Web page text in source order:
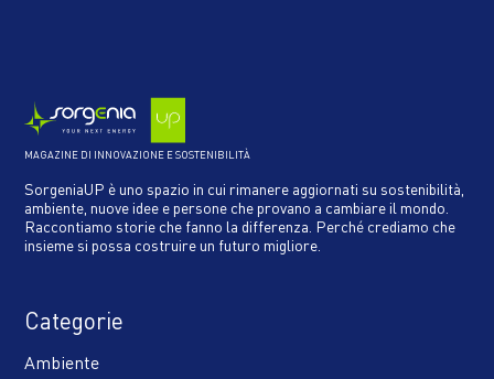
MAGAZINE DI INNOVAZIONE E SOSTENIBILITÀ
SorgeniaUP è uno spazio in cui rimanere aggiornati su sostenibilità,
ambiente, nuove idee e persone che provano a cambiare il mondo.
Raccontiamo storie che fanno la differenza. Perché crediamo che
insieme si possa costruire un futuro migliore.
Categorie
Ambiente